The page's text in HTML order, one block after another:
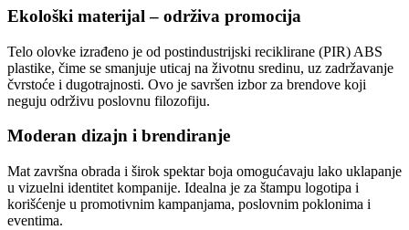
Ekološki materijal – održiva promocija
Telo olovke izrađeno je od postindustrijski reciklirane (PIR) ABS
plastike, čime se smanjuje uticaj na životnu sredinu, uz zadržavanje
čvrstoće i dugotrajnosti. Ovo je savršen izbor za brendove koji
neguju održivu poslovnu filozofiju.
Moderan dizajn i brendiranje
Mat završna obrada i širok spektar boja omogućavaju lako uklapanje
u vizuelni identitet kompanije. Idealna je za štampu logotipa i
korišćenje u promotivnim kampanjama, poslovnim poklonima i
eventima.